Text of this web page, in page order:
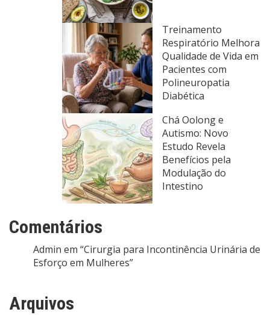
Treinamento
Respiratório Melhora
Qualidade de Vida em
Pacientes com
Polineuropatia
Diabética
Chá Oolong e
Autismo: Novo
Estudo Revela
Benefícios pela
Modulação do
Intestino
Comentários
Admin em “Cirurgia para Incontinência Urinária de
Esforço em Mulheres”
Arquivos